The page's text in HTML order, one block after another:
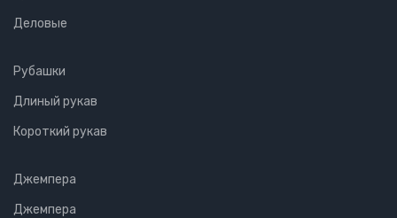
Деловые
Рубашки
Длиный рукав
Короткий рукав
Джемпера
Джемпера